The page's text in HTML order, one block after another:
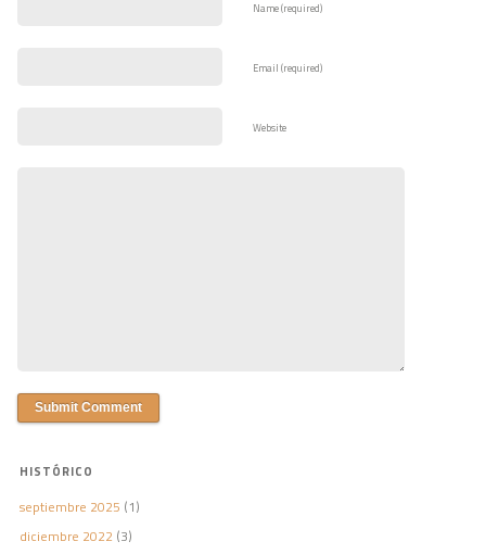
Name (required)
Email (required)
Website
HISTÓRICO
septiembre 2025 (1)
diciembre 2022 (3)